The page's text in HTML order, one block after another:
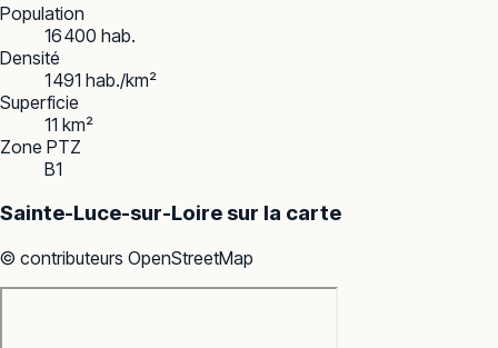
Population
16 400 hab.
Densité
1 491 hab./km²
Superficie
11 km²
Zone PTZ
B1
Sainte-Luce-sur-Loire sur la carte
© contributeurs OpenStreetMap